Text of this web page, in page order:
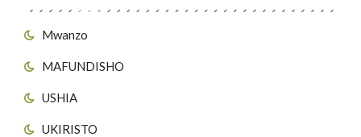
Mwanzo
MAFUNDISHO
USHIA
UKIRISTO